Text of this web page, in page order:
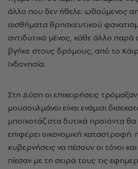
άλλο που δεν ήθελε: ωθούμενος
αισθήματα θρησκευτικού
αντιδυτικό μένος, κάθε άλλο παρά
βγήκε στους δρόμους, από το
Iνδονησία.
Στη Δύση οι επιχειρήσεις τρόμαξαν,
μουσουλμάνοι είναι ενάμισι
μποϊκοτάζ στα δυτικά προϊόντα
επιφέρει οικονομική καταστροφή:
κυβερνήσεις να πέσουν οι τόνοι
πίεσαν με τη σειρά τους τις